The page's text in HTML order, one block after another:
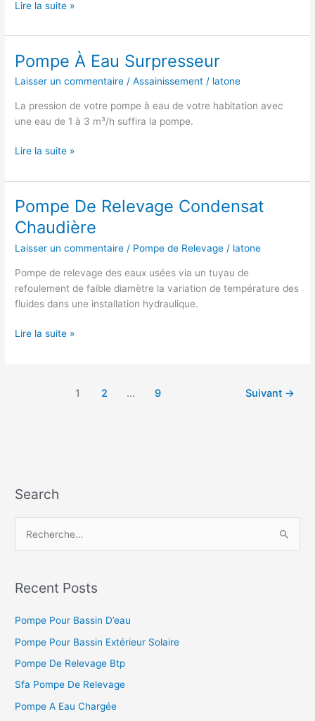
Pompe
Surface
Lire la suite »
Pompe À Eau Surpresseur
Laisser un commentaire /Assainissement / latone
La pression de votre pompe à eau de votre habitation avec
une eau de 1 à 3 m³/h suffira la pompe.
Pompe
Eau
Surpresseur
Lire la suite »
Pompe De Relevage Condensat
Chaudière
Laisser un commentaire / Pompe de Relevage / latone
Pompe de relevage des eaux usées via un tuyau de
refoulement de faible diamètre la variation de température des
fluides dans une installation hydraulique.
Pompe
Lire la suite »
1 2 … 9 Suivant →
Search
h
r
c
h
Recent Posts
Pompe Pour Bassin D’eau
Pompe Pour Bassin Extérieur Solaire
Pompe De Relevage Btp
Sfa Pompe De Relevage
Pompe A Eau Chargée